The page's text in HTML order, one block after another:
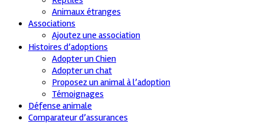
Animaux étranges
Associations
Ajoutez une association
Histoires d’adoptions
Adopter un Chien
Adopter un chat
Proposez un animal à l’adoption
Témoignages
Défense animale
Comparateur d’assurances